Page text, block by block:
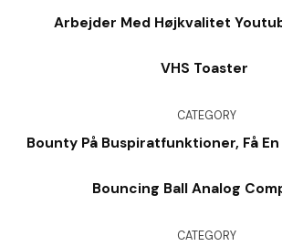
Arbejder Med Højkvalitet
VHS Toaster
CATEGORY
Bounty På Buspiratfunktioner, Få
Bouncing Ball Analog
CATEGORY